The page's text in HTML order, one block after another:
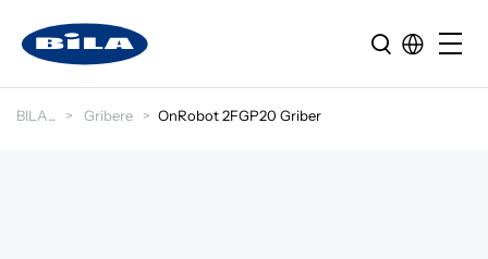
BILA Gribere OnRobot 2FGP20 Griber